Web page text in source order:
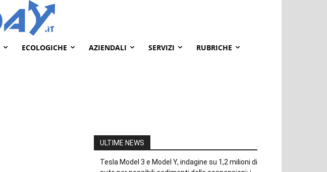
ECOLOGICHE AZIENDALI SERVIZI RUBRICHE
ULTIME NEWS
Tesla Model 3 e Model Y, indagine su 1,2 milioni di